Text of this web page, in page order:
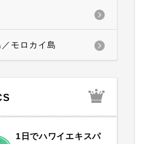
モロカイ島
PLAY
1日でハワイエキスパ